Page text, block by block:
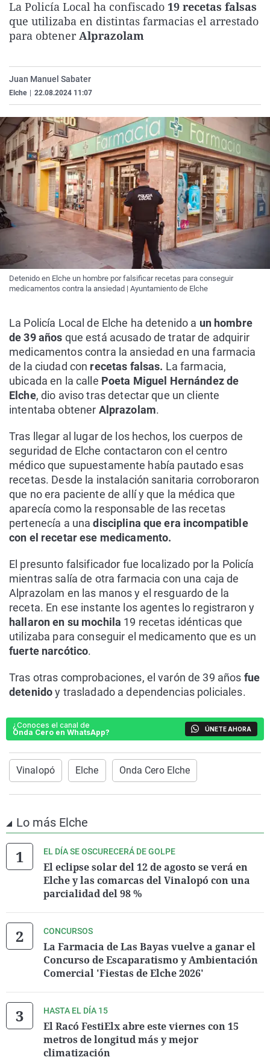
La rosa de los vientos
Caso
Extremadura
Virales
La Policía Local ha confiscado 19 recetas falsas
que utilizaba en distintas farmacias el arrestado
para obtenerAlprazolam
Juan Manuel Sabater
Elche 22.08.2024 11:07
Detenido en Elche un hombre por falsificar recetas para conseguir
medicamentos contra la ansiedad | Ayuntamiento de Elche
La Policía Local de Elche ha detenido a un hombre
de 39 años que está acusado de tratar de adquirir
medicamentos contra la ansiedad en una farmacia
de la ciudad con recetas falsas. La farmacia,
ubicada en la calle Poeta Miguel Hernández de
Elche, dio aviso tras detectar que un cliente
intentaba obtener Alprazolam.
Tras llegar al lugar de los hechos, los cuerpos de
seguridad de Elche contactaron con el centro
médico que supuestamente había pautado esas
recetas. Desde la instalación sanitaria corroboraron
que no era paciente de allí y que la médica que
aparecía como la responsable de las recetas
pertenecía a unadisciplina que era incompatible
con el recetar ese medicamento.
El presunto falsificador fue localizado por la Policía
mientras salía de otra farmacia con una caja de
Alprazolam en las manos y el resguardo de la
receta. En ese instante los agentes lo registraron y
hallaron en su mochila 19 recetas idénticas que
utilizaba para conseguir el medicamento que es un
fuerte narcótico.
Tras otras comprobaciones, el varón de 39 años fue
detenidoy trasladado a dependencias policiales.
¿Conoces el canal de
Onda Cero en WhatsApp?
ÚNETE AHORA
Vinalopó Elche Onda Cero Elche
Lo más Elche
EL DÍA SE OSCURECERÁ DE GOLPE
El eclipse solar del 12 de agosto se verá en
Elche y las comarcas del Vinalopó con una
parcialidad del 98 %
CONCURSOS
La Farmacia de Las Bayas vuelve a ganar el
Concurso de Escaparatismo y Ambientación
Comercial 'Fiestas de Elche 2026'
HASTA EL DÍA 15
El Racó FestiElx abre este viernes con 15
metros de longitud más y mejor
climatización